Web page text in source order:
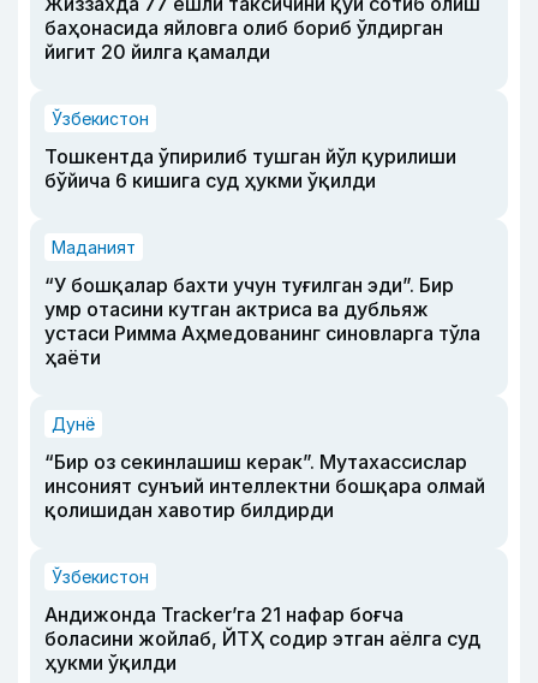
баҳонасида яйловга олиб бориб ўлдирган
йигит 20 йилга қамалди
Ўзбекистон
Тошкентда ўпирилиб тушган йўл қурилиши
бўйича 6 кишига суд ҳукми ўқилди
Маданият
“У бошқалар бахти учун туғилган эди”. Бир
умр отасини кутган актриса ва дубльяж
устаси Римма Аҳмедованинг синовларга тўла
ҳаёти
Дунё
“Бир оз секинлашиш керак”. Мутахассислар
инсоният сунъий интеллектни бошқара олмай
қолишидан хавотир билдирди
Ўзбекистон
Андижонда Tracker’га 21 нафар боғча
боласини жойлаб, ЙТҲ содир этган аёлга суд
ҳукми ўқилди